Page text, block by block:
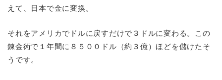
えて、日本で金に変換。
それをアメリカでドルに戻すだけで３ドルに変わる。この
錬金術で１年間に８５００ドル（約３億）ほどを儲けたそ
うです。